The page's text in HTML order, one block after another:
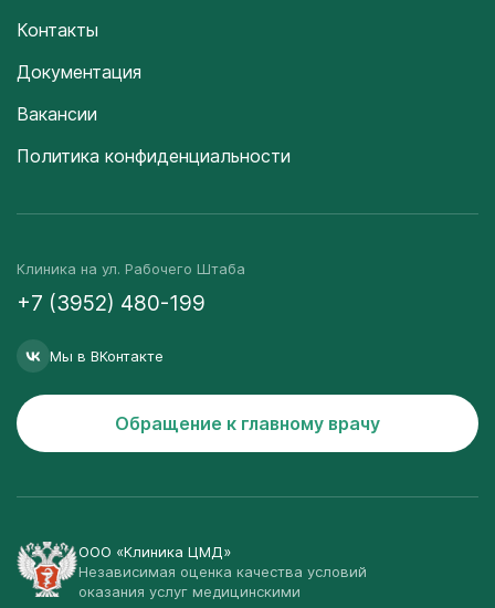
Контакты
Документация
Вакансии
Политика конфиденциальности
Клиника на ул. Рабочего Штаба
+7 (3952) 480-199
Мы в ВКонтакте
Обращение к главному врачу
ООО «Клиника ЦМД»
Независимая оценка качества условий
оказания услуг медицинскими